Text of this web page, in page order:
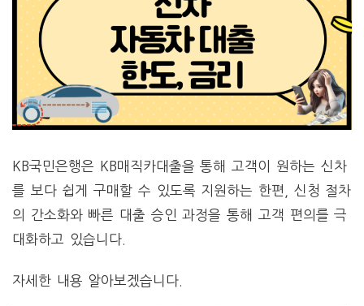
KB국민은행은 KB매직카대출을 통해 고객이 원하는 신차
를 보다 쉽게 구매할 수 있도록 지원하는 한편, 신청 절차
의 간소화와 빠른 대출 승인 과정을 통해 고객 편의를 극
대화하고 있습니다.
자세한 내용 알아보겠습니다.